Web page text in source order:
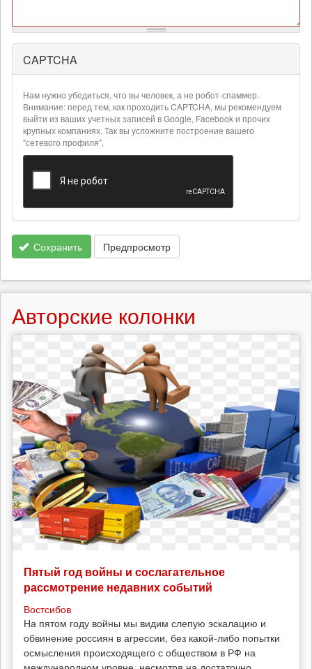
Более
подробная
информация
текстовых
форматах
CAPTCHA
Нам нужно убедиться, что вы человек, а не робот-спаммер.
Внимание: перед тем, как проходить CAPTCHA, мы рекомендуем
выйти из ваших учетных записей в Google, Facebook и прочих
крупных компаниях. Так вы усложните построение вашего
"сетевого профиля".
Сохранить Предпросмотр
Авторские колонки
Пятый год войны и сослагательное
рассмотрение недавних событий
Востсибов
На пятом году войны мы видим слепую эскалацию и
обвинение россиян в агрессии, без какой-либо попытки
осмысления происходящего с обществом в РФ на